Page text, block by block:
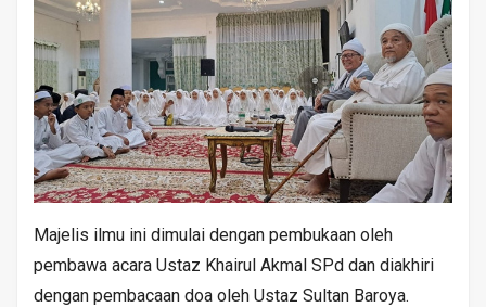
Majelis ilmu ini dimulai dengan pembukaan oleh
pembawa acara Ustaz Khairul Akmal SPd dan diakhiri
dengan pembacaan doa oleh Ustaz Sultan Baroya.